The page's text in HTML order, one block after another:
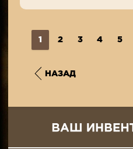
1 2 3 4 5
НАЗАД